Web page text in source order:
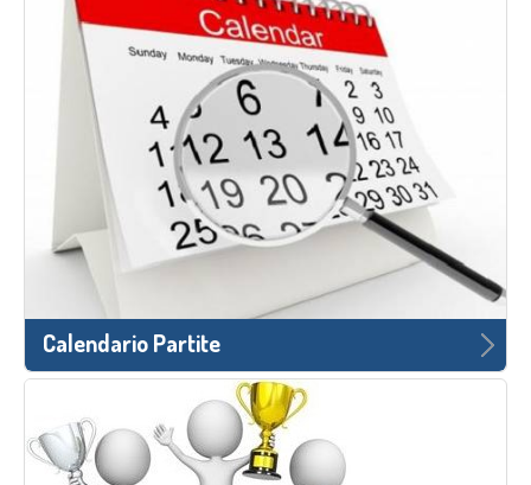
Calendario Partite